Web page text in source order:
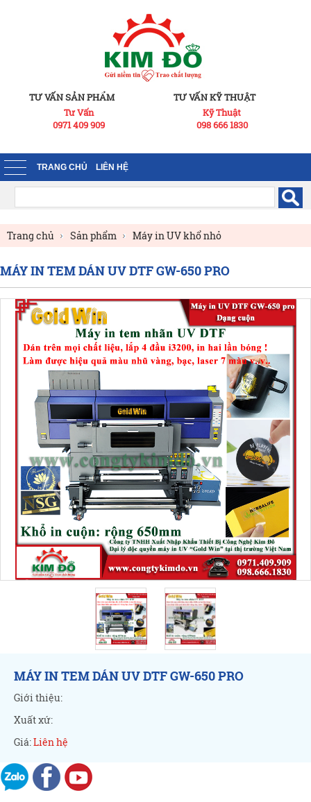
TƯ VẤN SẢN PHẨM
Tư Vấn
0971 409 909
TƯ VẤN KỸ THUẬT
Kỹ Thuật
098 666 1830
TRANG CHỦ LIÊN HỆ
Trang chủ Sản phẩm
Máy in UV khổ nhỏ
Máy in UV Gold Win
MÁY IN TEM DÁN UV DTF GW-650 PRO
MÁY IN TEM DÁN UV DTF GW-650 PRO
Giới thiệu:
Xuất xứ:
Giá:Liên hệ